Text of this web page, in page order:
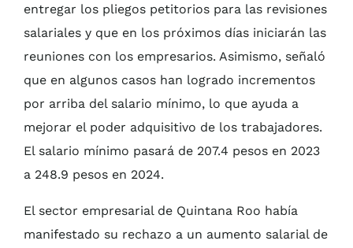
entregar los pliegos petitorios para las revisiones
salariales y que en los próximos días iniciarán las
reuniones con los empresarios. Asimismo, señaló
que en algunos casos han logrado incrementos
por arriba del salario mínimo, lo que ayuda a
mejorar el poder adquisitivo de los trabajadores.
El salario mínimo pasará de 207.4 pesos en 2023
a 248.9 pesos en 2024.
El sector empresarial de Quintana Roo había
manifestado su rechazo a un aumento salarial de